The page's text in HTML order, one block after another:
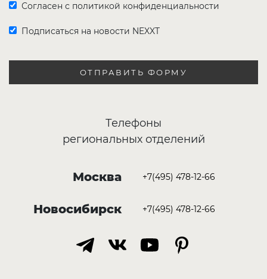
Согласен с политикой конфиденциальности
Подписаться на новости NEXXT
ОТПРАВИТЬ ФОРМУ
Телефоны
региональных отделений
Москва +7(495) 478-12-66
Новосибирск +7(495) 478-12-66